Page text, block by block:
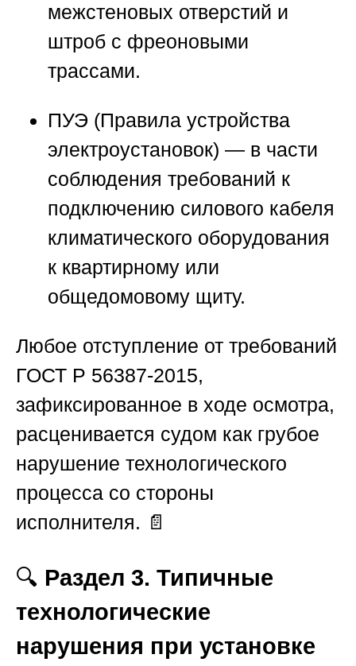
межстеновых отверстий и
штроб с фреоновыми
трассами.
ПУЭ (Правила устройства
электроустановок) — в части
соблюдения требований к
подключению силового кабеля
климатического оборудования
к квартирному или
общедомовому щиту.
Любое отступление от требований
ГОСТ Р 56387-2015,
зафиксированное в ходе осмотра,
расценивается судом как грубое
нарушение технологического
процесса со стороны
исполнителя. 📄
🔍 Раздел 3. Типичные
технологические
нарушения при установке